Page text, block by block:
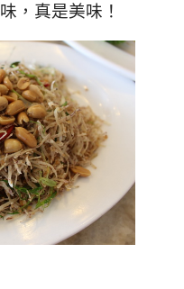
，真是美味！